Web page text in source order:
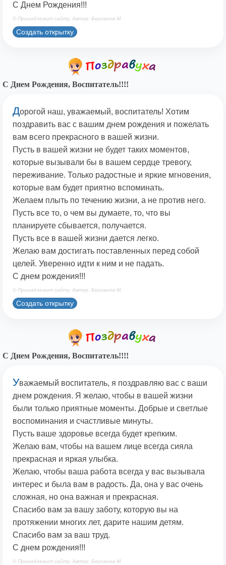
С Днем Рождения!!!
© Принадлежит сайту. Автор: Берсанов М.
Создать открытку
С Днем Рождения, Воспитатель!!!!
Дорогой наш, уважаемый, воспитатель! Хотим
поздравить вас с вашим днем рождения и пожелать
вам всего прекрасного в вашей жизни.
Пусть в вашей жизни не будет таких моментов,
которые вызывали бы в вашем сердце тревогу,
переживание. Только радостные и яркие мгновения,
которые вам будет приятно вспоминать.
Желаем плыть по течению жизни, а не против него.
Пусть все то, о чем вы думаете, то, что вы
планируете сбывается, получается.
Пусть все в вашей жизни дается легко.
Желаю вам достигать поставленных перед собой
целей. Уверенно идти к ним и не падать.
С днем рождения!!!
© Принадлежит сайту. Автор: Берсанов М.
Создать открытку
С Днем Рождения, Воспитатель!!!!
Уважаемый воспитатель, я поздравляю вас с ваши
днем рождения. Я желаю, чтобы в вашей жизни
были только приятные моменты. Добрые и светлые
воспоминания и счастливые минуты.
Пусть ваше здоровье всегда будет крепким.
Желаю вам, чтобы на вашем лице всегда сияла
прекрасная и яркая улыбка.
Желаю, чтобы ваша работа всегда у вас вызывала
интерес и была вам в радость. Да, она у вас очень
сложная, но она важная и прекрасная.
Спасибо вам за вашу заботу, которую вы на
протяжении многих лет, дарите нашим детям.
Спасибо вам за ваш труд.
С днем рождения!!!
© Принадлежит сайту. Автор: Берсанов М.